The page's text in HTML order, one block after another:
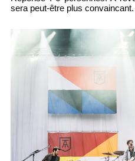
sera peut-être plus convaincant.